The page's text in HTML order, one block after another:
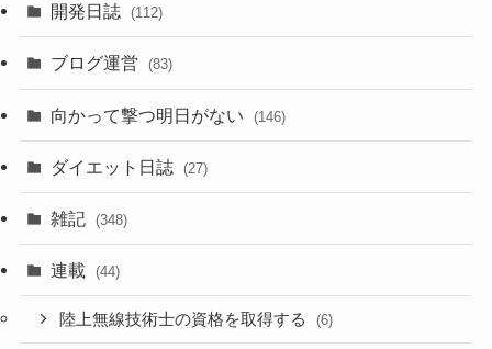
開発日誌 (112)
ブログ運営 (83)
向かって撃つ明日がない (146)
ダイエット日誌 (27)
雑記 (348)
連載 (44)
陸上無線技術士の資格を取得する (6)